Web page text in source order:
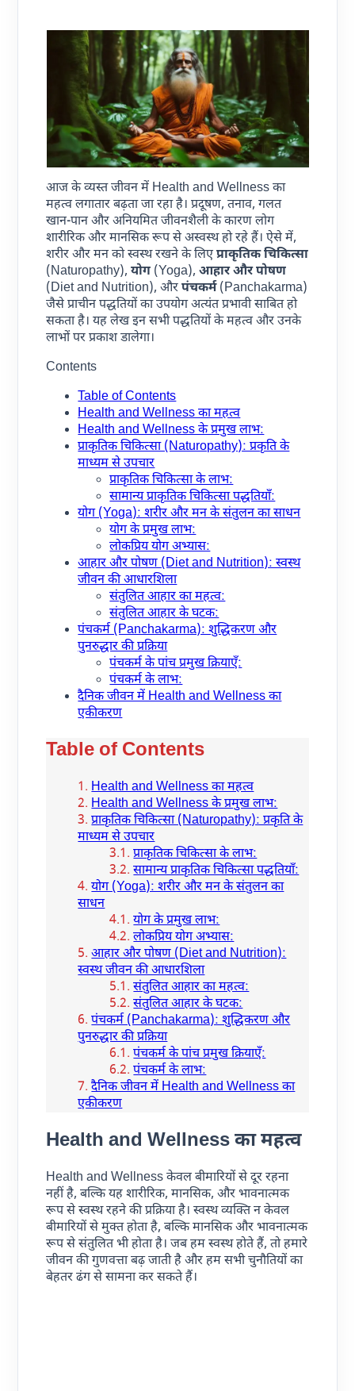
आज के व्यस्त जीवन में Health and Wellness का
महत्व लगातार बढ़ता जा रहा है। प्रदूषण, तनाव, गलत
खान-पान और अनियमित जीवनशैली के कारण लोग
शारीरिक और मानसिक रूप से अस्वस्थ हो रहे हैं। ऐसे में,
शरीर और मन को स्वस्थ रखने के लिएप्राकृतिक चिकित्सा
(Naturopathy),योग (Yoga),आहार और पोषण
(Diet and Nutrition), औरपंचकर्म(Panchakarma)
जैसे प्राचीन पद्धतियों का उपयोग अत्यंत प्रभावी साबित हो
सकता है। यह लेख इन सभी पद्धतियों के महत्व और उनके
लाभों पर प्रकाश डालेगा।
Contents
Table of Contents
Health and Wellness का महत्व
Health and Wellness के प्रमुख लाभ:
प्राकृतिक चिकित्सा (Naturopathy): प्रकृति के
माध्यम से उपचार
प्राकृतिक चिकित्सा के लाभ:
सामान्य प्राकृतिक चिकित्सा पद्धतियाँ:
योग (Yoga): शरीर और मन के संतुलन का साधन
योग के प्रमुख लाभ:
लोकप्रिय योग अभ्यास:
आहार और पोषण (Diet and Nutrition): स्वस्थ
जीवन की आधारशिला
संतुलित आहार का महत्व:
संतुलित आहार के घटक:
पंचकर्म (Panchakarma): शुद्धिकरण और
पुनरुद्धार की प्रक्रिया
पंचकर्म के पांच प्रमुख क्रियाएँ:
पंचकर्म के लाभ:
दैनिक जीवन में Health and Wellness का
एकीकरण
Table of Contents
Health and Wellness का महत्व
Health and Wellness के प्रमुख लाभ:
प्राकृतिक चिकित्सा (Naturopathy): प्रकृति के
माध्यम से उपचार
प्राकृतिक चिकित्सा के लाभ:
सामान्य प्राकृतिक चिकित्सा पद्धतियाँ:
योग (Yoga): शरीर और मन के संतुलन का
साधन
योग के प्रमुख लाभ:
लोकप्रिय योग अभ्यास:
आहार और पोषण (Diet and Nutrition):
स्वस्थ जीवन की आधारशिला
संतुलित आहार का महत्व:
संतुलित आहार के घटक:
पंचकर्म (Panchakarma): शुद्धिकरण और
पुनरुद्धार की प्रक्रिया
पंचकर्म के पांच प्रमुख क्रियाएँ:
पंचकर्म के लाभ:
दैनिक जीवन में Health and Wellness का
एकीकरण
Health and Wellness का महत्व
Health and Wellness केवल बीमारियों से दूर रहना
नहीं है, बल्कि यह शारीरिक, मानसिक, और भावनात्मक
रूप से स्वस्थ रहने की प्रक्रिया है। स्वस्थ व्यक्ति न केवल
बीमारियों से मुक्त होता है, बल्कि मानसिक और भावनात्मक
रूप से संतुलित भी होता है। जब हम स्वस्थ होते हैं, तो हमारे
जीवन की गुणवत्ता बढ़ जाती है और हम सभी चुनौतियों का
बेहतर ढंग से सामना कर सकते हैं।